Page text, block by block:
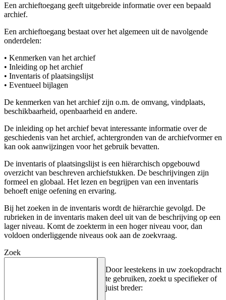
Een archieftoegang geeft uitgebreide informatie over een bepaald
archief.
Een archieftoegang bestaat over het algemeen uit de navolgende
onderdelen:
• Kenmerken van het archief
• Inleiding op het archief
• Inventaris of plaatsingslijst
• Eventueel bijlagen
De kenmerken van het archief zijn o.m. de omvang, vindplaats,
beschikbaarheid, openbaarheid en andere.
De inleiding op het archief bevat interessante informatie over de
geschiedenis van het archief, achtergronden van de archiefvormer en
kan ook aanwijzingen voor het gebruik bevatten.
De inventaris of plaatsingslijst is een hiërarchisch opgebouwd
overzicht van beschreven archiefstukken. De beschrijvingen zijn
formeel en globaal. Het lezen en begrijpen van een inventaris
behoeft enige oefening en ervaring.
Bij het zoeken in de inventaris wordt de hiërarchie gevolgd. De
rubrieken in de inventaris maken deel uit van de beschrijving op een
lager niveau. Komt de zoekterm in een hoger niveau voor, dan
voldoen onderliggende niveaus ook aan de zoekvraag.
Zoek
Door leestekens in uw zoekopdracht
te gebruiken, zoekt u specifieker of
juist breder: